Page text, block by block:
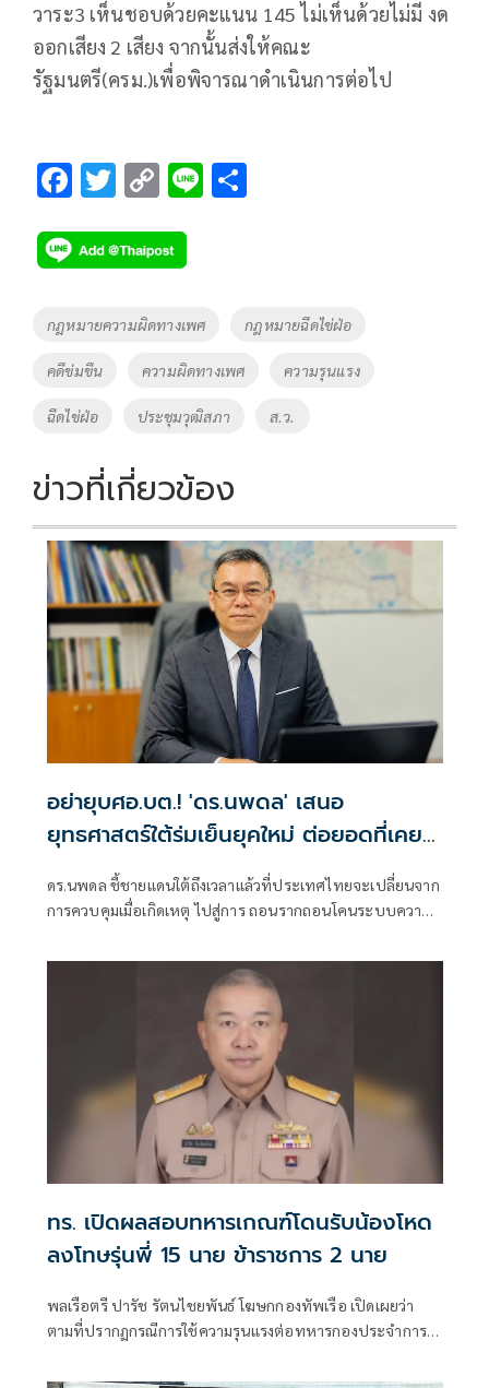
วาระ3 เห็นชอบด้วยคะแนน 145 ไม่เห็นด้วยไม่มี งด
ออกเสียง 2 เสียง จากนั้นส่งให้คณะ
รัฐมนตรี(ครม.)เพื่อพิจารณาดำเนินการต่อไป
F
e
b
o
o
k
T
tt
er
C
p
y
Li
k
Li
Tags
กฎหมายความผิดทางเพศ กฎหมายฉีดไข่ฝ่อ
คดีข่มขืน ความผิดทางเพศ ความรุนแรง
ฉีดไข่ฝ่อ ประชุมวุฒิสภา ส.ว.
ข่าวที่เกี่ยวข้อง
อย่ายุบศอ.บต.! 'ดร.นพดล' เสนอ
ยุทธศาสตร์ใต้ร่มเย็นยุคใหม่ ต่อยอดที่เคย
สำเร็จ สู่ความวางใจของปชช.
ดร.นพดล ชี้ชายแดนใต้ถึงเวลาแล้วที่ประเทศไทยจะเปลี่ยนจาก
การควบคุมเมื่อเกิดเหตุ ไปสู่การ ถอนรากถอนโคนระบบความ
ทร. เปิดผลสอบทหารเกณฑ์โดนรับน้องโหด
ลงโทษรุ่นพี่ 15 นาย ข้าราชการ 2 นาย
พลเรือตรี ปารัช รัตนไชยพันธ์ โฆษกกองทัพเรือ เปิดเผยว่า
ตามที่ปรากฏกรณีการใช้ความรุนแรงต่อทหารกองประจำการ
ของประชาชนต่อกองทัพเรือนั้น กองทัพเรือได้ดำเนินการตรวจ